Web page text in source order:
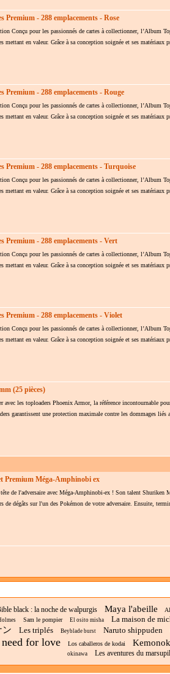
Premium - 288 emplacements - Rose
Conçu pour les passionnés de cartes à collectionner, l’Album
mettant en valeur. Grâce à sa conception soignée et ses
Premium - 288 emplacements - Rouge
Conçu pour les passionnés de cartes à collectionner, l’Album
mettant en valeur. Grâce à sa conception soignée et ses
Premium - 288 emplacements - Turquoise
Conçu pour les passionnés de cartes à collectionner, l’Album
mettant en valeur. Grâce à sa conception soignée et ses
Premium - 288 emplacements - Vert
Conçu pour les passionnés de cartes à collectionner, l’Album
mettant en valeur. Grâce à sa conception soignée et ses
Premium - 288 emplacements - Violet
Conçu pour les passionnés de cartes à collectionner, l’Album
mettant en valeur. Grâce à sa conception soignée et ses
(25 pièces)
avec les toploaders Phoenix Armor, la référence incontournable
garantissent une protection maximale contre les dommages liés
Premium Méga-Amphinobi ex
de l'adversaire avec Méga-Amphinobi-ex ! Son talent Shuriken
de dégâts sur l'un des Pokémon de votre adversaire. Ensuite,
black : la noche de walpurgis Maya l'abeille
Sam le pompier El osito misha La maison de
ン Les triplés Beyblade burst Naruto shippuden
for love Los caballeros de kodai
okinawa
Les aventures du